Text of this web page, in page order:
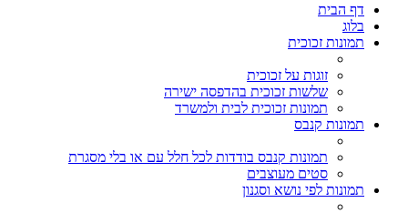
דף הבית
בלוג
תמונות זכוכית
זוגות על זכוכית
שלשות זכוכית בהדפסה ישירה
תמונות זכוכית לבית ולמשרד
תמונות קנבס
תמונות קנבס בודדות לכל חלל עם או בלי מסגרת
סטים מעוצבים
תמונות לפי נושא וסגנון